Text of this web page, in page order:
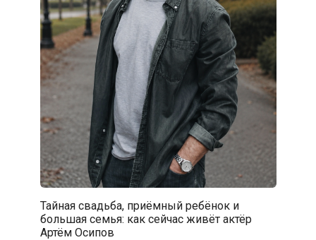
Тайная свадьба, приёмный ребёнок и
большая семья: как сейчас живёт актёр
Артём Осипов